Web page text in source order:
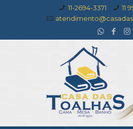
11-2694-3371
11